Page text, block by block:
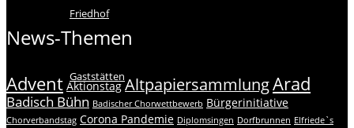
Friedhof
Gaststätten
News-Themen
Advent Aktionstag AltpapiersammlungArad
Badisch Bühn Badischer Chorwettbewerb Bürgerinitiative
Chorverbandstag Corona Pandemie Diplomsingen Dorfbrunnen Elfriede`s